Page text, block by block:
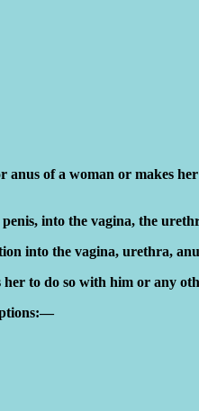
of a woman or makes
into the vagina, the
into the vagina, urethra,
to do so with him or any